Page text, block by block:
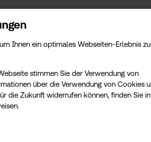
WARNT:
ODER
Ihnen ein optimales Webseiten-Erlebnis zu
stimmen Sie der Verwendung von
über die Verwendung von Cookies
die Zukunft widerrufen können, finden Sie in